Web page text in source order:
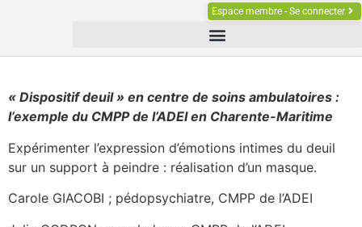
Espace membre - Se connecter
« Dispositif deuil » en centre de soins ambulatoires :
l’exemple du CMPP de l’ADEI en Charente-Maritime
Expérimenter l’expression d’émotions intimes du deuil
sur un support à peindre : réalisation d’un masque.
Carole GIACOBI ; pédopsychiatre, CMPP de l’ADEI